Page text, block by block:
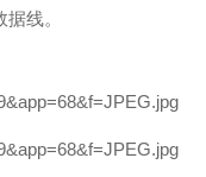
线。